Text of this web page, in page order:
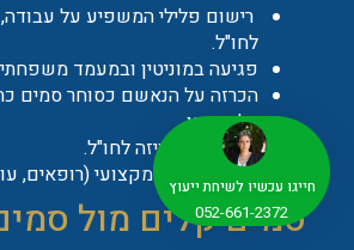
רישום פלילי המשפיע על עבודה,
לחו"ל.
פגיעה במוניטין ובמעמד
הכרזה על הנאשם כסוחר סמים
כל רכושו.
סירוב לקבל ויזה לחו"ל.
שלילת רישיון מקצועי (רופאים,
סמים קלים מול
חייגו עכשיו לשיחת ייעוץ
052-661-2372